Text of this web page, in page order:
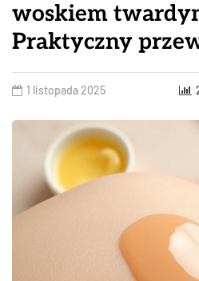
woskiem
Praktyczny
1 listopada 2025